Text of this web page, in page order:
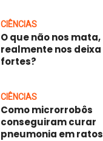
CIÊNCIAS
O que não nos mata,
realmente nos deixa
fortes?
CIÊNCIAS
Como microrrobôs
conseguiram curar
pneumonia em ratos